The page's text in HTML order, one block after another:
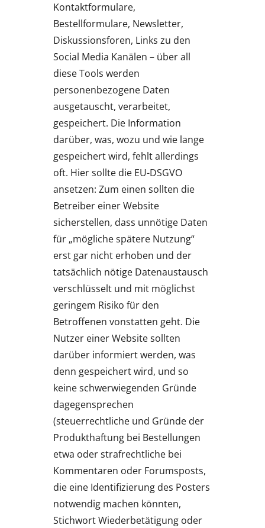
Kontaktformulare,
Bestellformulare, Newsletter,
Diskussionsforen, Links zu den
Social Media Kanälen – über all
diese Tools werden
personenbezogene Daten
ausgetauscht, verarbeitet,
gespeichert. Die Information
darüber, was, wozu und wie lange
gespeichert wird, fehlt allerdings
oft. Hier sollte die EU-DSGVO
ansetzen: Zum einen sollten die
Betreiber einer Website
sicherstellen, dass unnötige Daten
für „mögliche spätere Nutzung“
erst gar nicht erhoben und der
tatsächlich nötige Datenaustausch
verschlüsselt und mit möglichst
geringem Risiko für den
Betroffenen vonstatten geht. Die
Nutzer einer Website sollten
darüber informiert werden, was
denn gespeichert wird, und so
keine schwerwiegenden Gründe
dagegensprechen
(steuerrechtliche und Gründe der
Produkthaftung bei Bestellungen
etwa oder strafrechtliche bei
Kommentaren oder Forumsposts,
die eine Identifizierung des Posters
notwendig machen könnten,
Stichwort Wiederbetätigung oder